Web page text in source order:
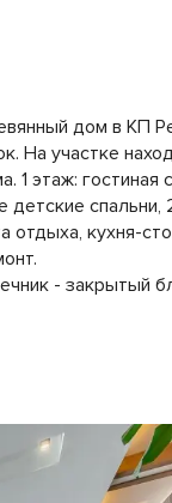
дом в КП
участке
этаж: гостиная
кухня-
- закрытый